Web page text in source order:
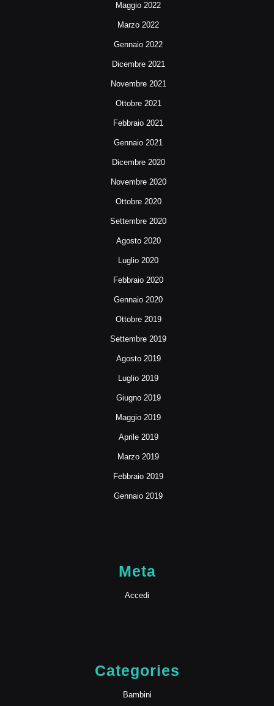
Maggio 2022
Marzo 2022
Gennaio 2022
Dicembre 2021
Novembre 2021
Ottobre 2021
Febbraio 2021
Gennaio 2021
Dicembre 2020
Novembre 2020
Ottobre 2020
Settembre 2020
Agosto 2020
Luglio 2020
Febbraio 2020
Gennaio 2020
Ottobre 2019
Settembre 2019
Agosto 2019
Luglio 2019
Giugno 2019
Maggio 2019
Aprile 2019
Marzo 2019
Febbraio 2019
Gennaio 2019
Meta
Accedi
Categories
Bambini